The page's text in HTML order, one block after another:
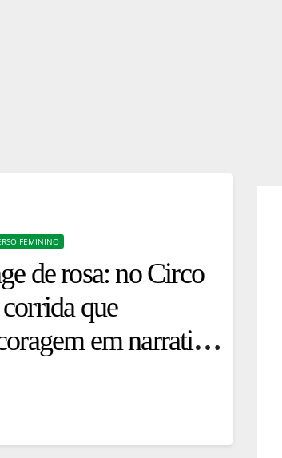
FEMININO
de rosa: no Circo
que
em narrativa